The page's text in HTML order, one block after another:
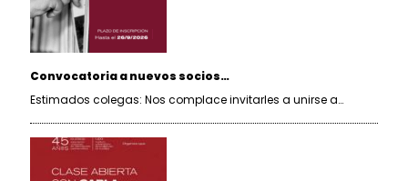
Convocatoria a nuevos socios…
Estimados colegas: Nos complace invitarles a unirse a…